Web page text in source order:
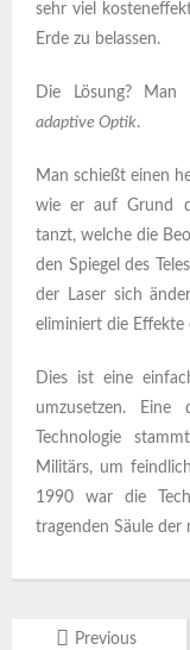
sehr viel
Erde zu belassen.
Die Lösung?
adaptive Optik.
Man schießt einen
wie er auf Grund
tanzt, welche die
den Spiegel des
der Laser sich
eliminiert die
Dies ist eine
umzusetzen. Eine
Technologie
Militärs, um
1990 war die
tragenden Säule der
Previous